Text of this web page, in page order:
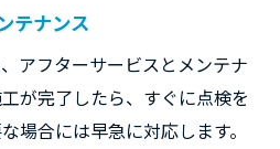
テナンス
アフターサービスとメンテナ
が完了したら、すぐに点検を
場合には早急に対応します。